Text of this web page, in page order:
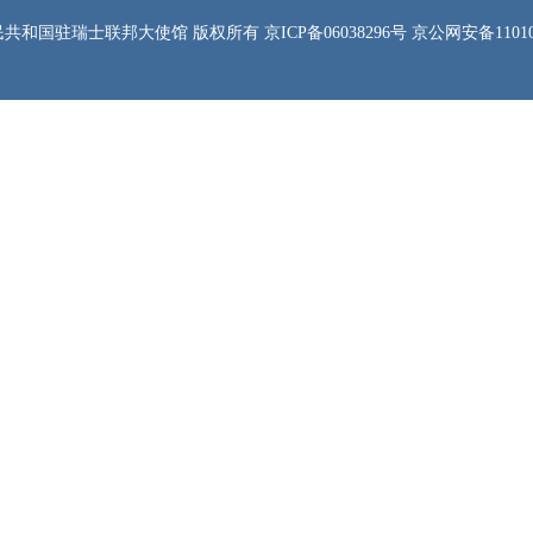
和国驻瑞士联邦大使馆 版权所有 京ICP备06038296号 京公网安备